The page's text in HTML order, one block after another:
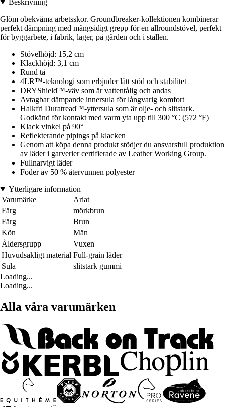
Beskrivning
Glöm obekväma arbetsskor. Groundbreaker-kollektionen kombinerar
perfekt dämpning med mångsidigt grepp för en allroundstövel, perfekt
för byggarbete, i fabrik, lager, på gården och i stallen.
Stövelhöjd: 15,2 cm
Klackhöjd: 3,1 cm
Rund tå
4LR™-teknologi som erbjuder lätt stöd och stabilitet
DRYShield™-väv som är vattentålig och andas
Avtagbar dämpande innersula för långvarig komfort
Halkfri Duratread™-yttersula som är olje- och slitstark.
Godkänd för kontakt med varm yta upp till 300 °C (572 °F)
Klack vinkel på 90°
Reflekterande pipings på klacken
Genom att köpa denna produkt stödjer du ansvarsfull produktion
av läder i garverier certifierade av Leather Working Group.
Fullnarvigt läder
Foder av 50 % återvunnen polyester
Ytterligare information
Varumärke
Ariat
Färg
mörkbrun
Färg
Brun
Kön
Män
Åldersgrupp
Vuxen
Huvudsakligt material Full-grain läder
Sula
slitstark gummi
Loading...
Loading...
Alla våra varumärken